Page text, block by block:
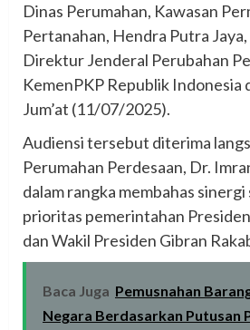
Dinas Perumahan, Kawasan
Pertanahan, Hendra Putra Jaya,
Direktur Jenderal Perubahan
KemenPKP Republik Indonesia
Jum’at (11/07/2025).
Audiensi tersebut diterima
Perumahan Perdesaan, Dr.
dalam rangka membahas
prioritas pemerintahan
dan Wakil Presiden Gibran
Baca Juga Pemusnahan
Negara Berdasarkan Putusan